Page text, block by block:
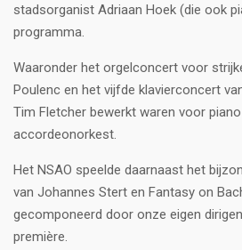
stadsorganist Adriaan Hoek (die ook
programma.
Waaronder het orgelconcert voor
Poulenc en het vijfde klavierconcert
Tim Fletcher bewerkt waren voor
accordeonorkest.
Het NSAO speelde daarnaast het
van Johannes Stert en Fantasy on
gecomponeerd door onze eigen
première.